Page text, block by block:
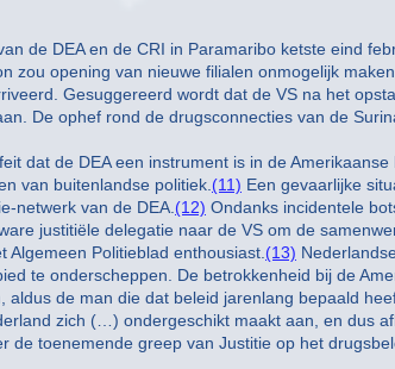
de DEA en de CRI in Paramaribo ketste eind
zou opening van nieuwe filialen onmogelijk
Gesuggereerd wordt dat de VS na het
De ophef rond de drugsconnecties van de
dat de DEA een instrument is in de
van buitenlandse politiek. (11) Een gevaarlijke
netwerk van de DEA. (12) Ondanks incidentele
justitiële delegatie naar de VS om de
Algemeen Politieblad enthousiast. (13)
te onderscheppen. De betrokkenheid bij de
de man die dat beleid jarenlang bepaald
zich (…) ondergeschikt maakt aan, en dus
de toenemende greep van Justitie op het